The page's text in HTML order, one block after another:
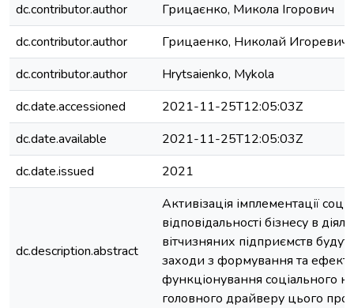
dc.contributor.author
Грицаєнко, Микола Ігорович
dc.contributor.author
Грицаенко, Николай Игоревич
dc.contributor.author
Hrytsaienko, Mykola
dc.date.accessioned
2021-11-25T12:05:03Z
dc.date.available
2021-11-25T12:05:03Z
dc.date.issued
2021
dc.description.abstract
Активізація імплементації
відповідальності бізнесу в
вітчизняних підприємств
заходи з формування та
функціонування соціального
головного драйверу цього